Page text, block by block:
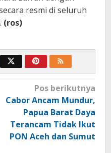
resmi di seluruh
(ros)
Pos berikutnya
Cabor Ancam Mundur,
Papua Barat Daya
Terancam Tidak Ikut
PON Aceh dan Sumut